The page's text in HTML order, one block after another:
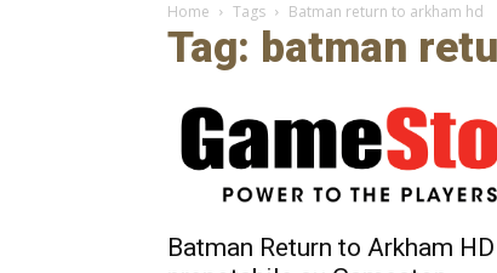
Home Tags Batman return to arkham hd
Tag: batman
Batman Return to Arkham HD